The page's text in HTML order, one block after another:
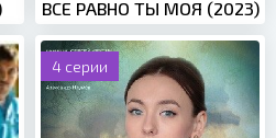
ВСЕ РАВНО ТЫ МОЯ (2023)
4 серии